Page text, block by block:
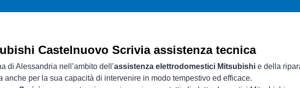
Castelnuovo Scrivia assistenza tecnica
di Alessandria nell’ambito dell’assistenza elettrodomestici Mitsubishi e della
per la sua capacità di intervenire in modo tempestivo ed efficace.